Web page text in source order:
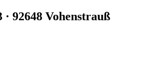
92648 Vohenstrauß